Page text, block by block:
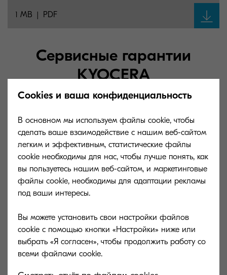
1 MB PDF
Сервисные гарантии
KYOCERA
можем предложить вам поддержку
вашего продукта KYOCERA.
Cookies и ваша конфиденциальность
В основном мы используем файлы cookie, чтобы
сделать ваше взаимодействие с нашим веб-сайтом
легким и эффективным, статистические файлы
cookie необходимы для нас, чтобы лучше понять, как
вы пользуетесь нашим веб-сайтом, и маркетинговые
файлы cookie, необходимы для адаптации рекламы
под ваши интересы.
Вы можете установить свои настройки файлов
cookie с помощью кнопки «Настройки» ниже или
выбрать «Я согласен», чтобы продолжить работу со